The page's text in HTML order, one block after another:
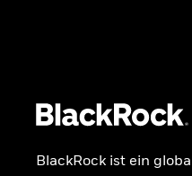
BlackRock ist ein